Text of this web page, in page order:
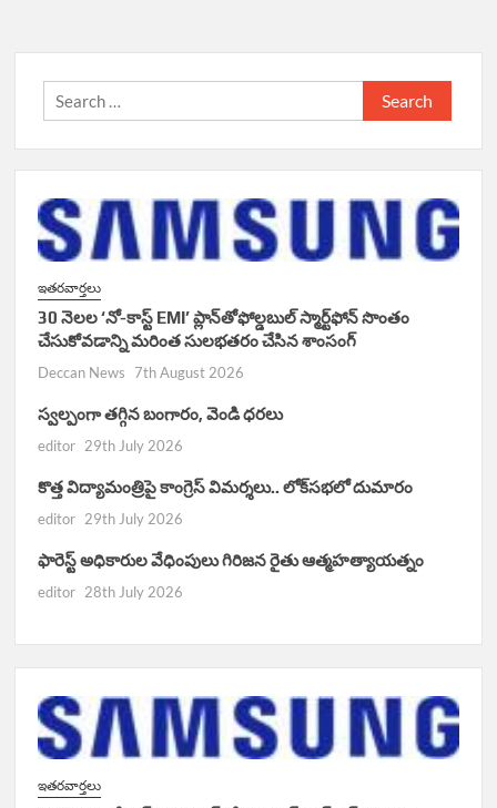
Search
for:
ఇతరవార్తలు
30 నెలల ‘నో-కాస్ట్ EMI’ ప్లాన్‌తోఫోల్డబుల్ స్మార్ట్‌ఫోన్ సొంతం
చేసుకోవడాన్ని మరింత సులభతరం చేసిన శాంసంగ్
Deccan News 7th August 2026
స్వల్పంగా తగ్గిన బంగారం, వెండి ధరలు
editor 29th July 2026
కొత్త విద్యామంత్రిపై కాంగ్రెస్ విమర్శలు.. లోక్‌సభలో దుమారం
editor 29th July 2026
ఫారెస్ట్ అధికారుల వేధింపులు గిరిజన రైతు ఆత్మహత్యాయత్నం
editor 28th July 2026
ఇతరవార్తలు